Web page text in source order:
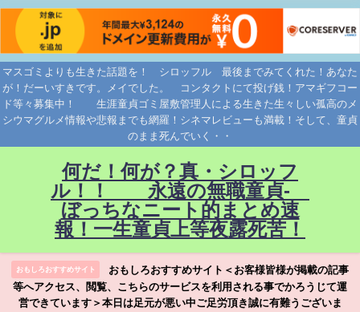
マスゴミよりも生きた話題を！ シロッフル 最後までみてくれた！あなた
が！だーいすきです。メイでした。 コンタクトにて投げ銭！アマギフコー
ド等々募集中！ 生涯童貞ゴミ屋敷管理人による生きた生々しい孤高のメ
シウマグルメ情報や悲報までも網羅！シネマレビューも満載！そして、童貞
のまま死んでいく・・
何だ！何が？真・シロッフ
ル！！ 永遠の無職童貞-
ぼっちなニート的まとめ速
報！一生童貞上等夜露死苦！
おもしろおすすめサイト
おもしろおすすめサイト＜お客様皆様が掲載の記事
等へアクセス、閲覧、こちらのサービスを利用される事でかろうじて運
営できています＞本日は足元が悪い中ご足労頂き誠に有難うございま